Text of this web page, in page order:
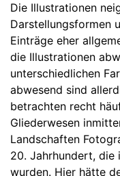
Die Illustrationen
Darstellungsformen
Einträge eher
die Illustrationen
unterschiedlichen
abwesend sind
betrachten recht
Gliederwesen
Landschaften
20. Jahrhundert,
wurden. Hier hätte